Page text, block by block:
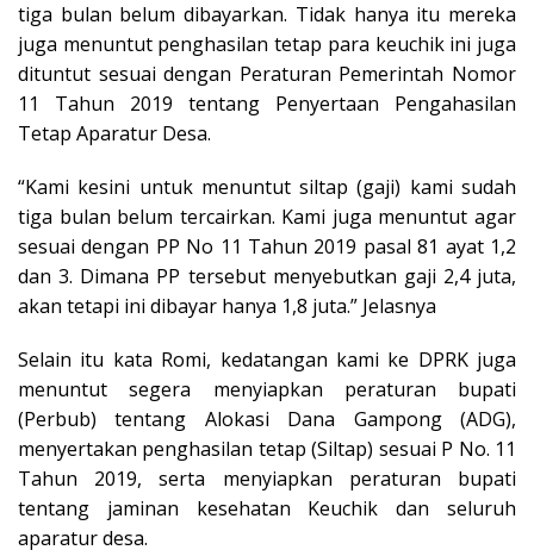
tiga bulan belum dibayarkan. Tidak hanya itu mereka
juga menuntut penghasilan tetap para keuchik ini juga
dituntut sesuai dengan Peraturan Pemerintah Nomor
11 Tahun 2019 tentang Penyertaan Pengahasilan
Tetap Aparatur Desa.
“Kami kesini untuk menuntut siltap (gaji) kami sudah
tiga bulan belum tercairkan. Kami juga menuntut agar
sesuai dengan PP No 11 Tahun 2019 pasal 81 ayat 1,2
dan 3. Dimana PP tersebut menyebutkan gaji 2,4 juta,
akan tetapi ini dibayar hanya 1,8 juta.” Jelasnya
Selain itu kata Romi, kedatangan kami ke DPRK juga
menuntut segera menyiapkan peraturan bupati
(Perbub) tentang Alokasi Dana Gampong (ADG),
menyertakan penghasilan tetap (Siltap) sesuai P No. 11
Tahun 2019, serta menyiapkan peraturan bupati
tentang jaminan kesehatan Keuchik dan seluruh
aparatur desa.